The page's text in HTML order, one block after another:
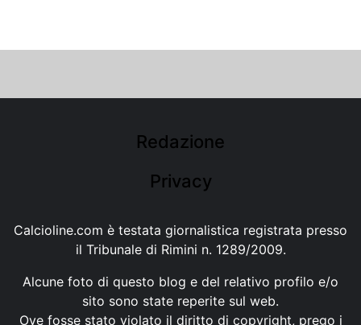
Redazione
Privacy
Calcioline.com è testata giornalistica registrata presso
il Tribunale di Rimini n. 1289/2009.
Alcune foto di questo blog e del relativo profilo e/o
sito sono state reperite sul web.
Ove fosse stato violato il diritto di copyright, prego i